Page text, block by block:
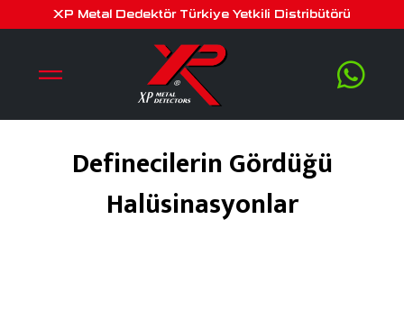
XP Metal Dedektör Türkiye Yetkili Distribütörü
Definecilerin Gördüğü
Halüsinasyonlar